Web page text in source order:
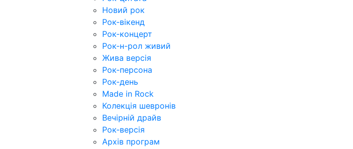
Новий рок
Рок-вікенд
Рок-концерт
Рок-н-рол живий
Жива версія
Рок-персона
Рок-день
Made in Rock
Колекція шевронів
Вечірній драйв
Рок-версія
Архів програм